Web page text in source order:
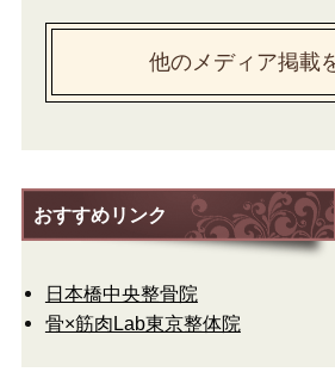
他のメディア掲載
おすすめリンク
日本橋中央整骨院
骨×筋肉Lab東京整体院